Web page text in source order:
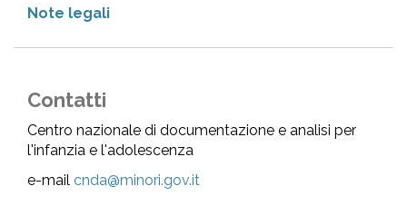
Note legali
Contatti
Centro nazionale di documentazione e analisi per
l'infanzia e l'adolescenza
e-mail cnda@minori.gov.it